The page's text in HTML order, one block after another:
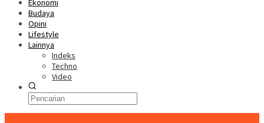
Ekonomi
Budaya
Opini
Lifestyle
Lainnya
Indeks
Techno
Video